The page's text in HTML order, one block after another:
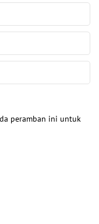
peramban ini untuk